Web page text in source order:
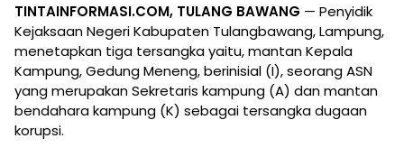
TINTAINFORMASI.COM, TULANG BAWANG — Penyidik
Kejaksaan Negeri Kabupaten Tulangbawang, Lampung,
menetapkan tiga tersangka yaitu, mantan Kepala
Kampung, Gedung Meneng, berinisial (I), seorang ASN
yang merupakan Sekretaris kampung (A) dan mantan
bendahara kampung (K) sebagai tersangka dugaan
korupsi.